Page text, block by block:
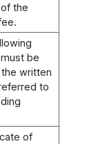
the
be
written
to
of